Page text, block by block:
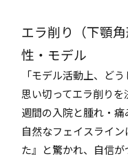
エラ削り（下顎
性・モデル
「モデル活動上、ど
思い切ってエラ削り
週間の入院と腫れ・
自然なフェイスライ
た』と驚かれ、自信